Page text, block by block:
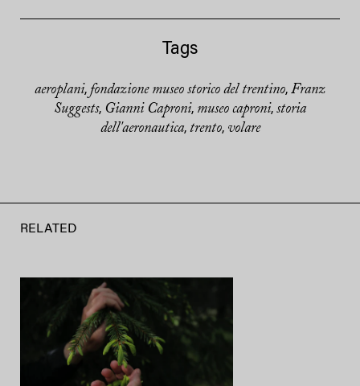
Tags
aeroplani, fondazione museo storico del trentino, Franz
Suggests, Gianni Caproni, museo caproni, storia
dell'aeronautica, trento, volare
RELATED